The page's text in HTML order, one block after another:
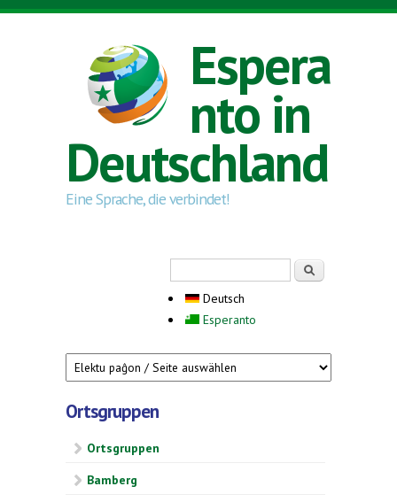
Direkt zum Inhalt
Espera
nto in
Deutschland
Eine Sprache, die verbindet!
Deutsch
Esperanto
Ortsgruppen
Ortsgruppen
Bamberg